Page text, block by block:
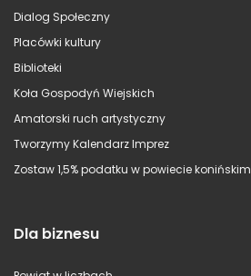
Dialog Społeczny
Placówki kultury
Biblioteki
Koła Gospodyń Wiejskich
Amatorski ruch artystyczny
Tworzymy Kalendarz Imprez
Zostaw 1,5% podatku w powiecie konińskim
Dla biznesu